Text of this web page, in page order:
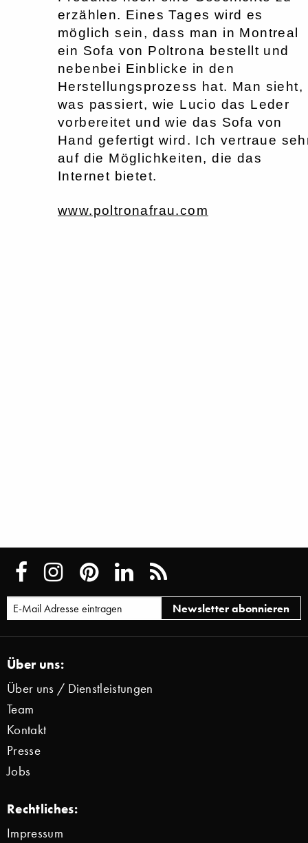
erzählen. Eines Tages wird es
möglich sein, dass man in Montreal
ein Sofa von Poltrona bestellt und
nebenbei Einblicke in den
Herstellungsprozess hat. Man sieht,
was passiert, wie Lucio das Leder
vorbereitet und wie das Sofa von
Hand gefertigt wird. Ich vertraue
auf die Möglichkeiten, die das
Internet bietet.
www.poltronafrau.com
Über uns:
Über uns / Dienstleistungen
Team
Kontakt
Presse
Jobs
Rechtliches:
Impressum